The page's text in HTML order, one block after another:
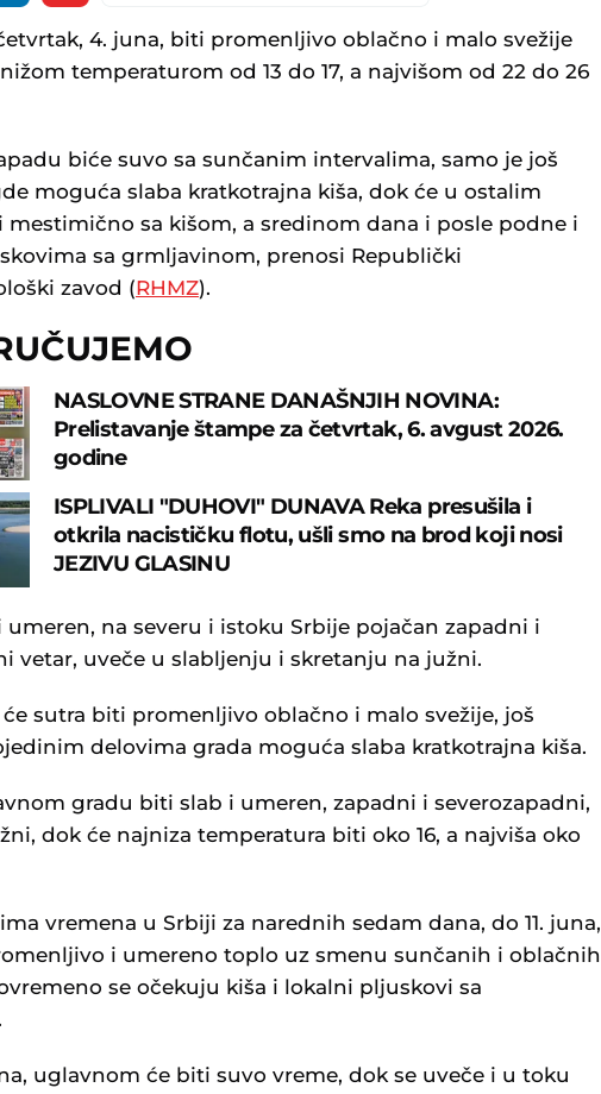
4. juna, biti promenljivo oblačno i malo svežije
temperaturom od 13 do 17, a najvišom od 22 do 26
biće suvo sa sunčanim intervalima, samo je još
moguća slaba kratkotrajna kiša, dok će u ostalim
mestimično sa kišom, a sredinom dana i posle podne i
sa grmljavinom, prenosi Republički
zavod (RHMZ).
NASLOVNE STRANE DANAŠNJIH NOVINA:
Prelistavanje štampe za četvrtak, 6. avgust 2026.
godine
ISPLIVALI "DUHOVI" DUNAVA Reka presušila i
otkrila nacističku flotu, ušli smo na brod koji nosi
JEZIVU GLASINU
umeren, na severu i istoku Srbije pojačan zapadni i
vetar, uveče u slabljenju i skretanju na južni.
sutra biti promenljivo oblačno i malo svežije, još
delovima grada moguća slaba kratkotrajna kiša.
gradu biti slab i umeren, zapadni i severozapadni,
dok će najniza temperatura biti oko 16, a najviša oko
vremena u Srbiji za narednih sedam dana, do 11. juna,
i umereno toplo uz smenu sunčanih i oblačnih
se očekuju kiša i lokalni pljuskovi sa
uglavnom će biti suvo vreme, dok se uveče i u toku